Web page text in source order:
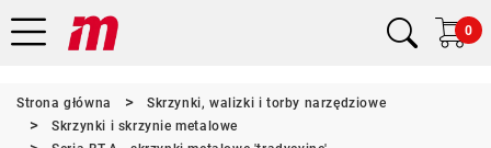
0
Strona główna
Skrzynki, walizki i torby narzędziowe
Skrzynki i skrzynie metalowe